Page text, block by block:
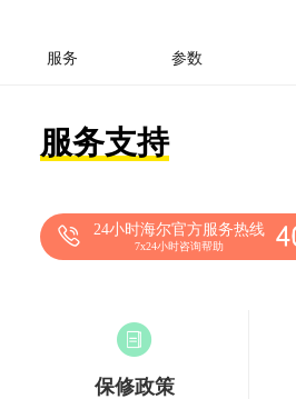
服务 参数
服务支持
24小时海尔官方服务热线
7x24小时咨询帮助
保修政策